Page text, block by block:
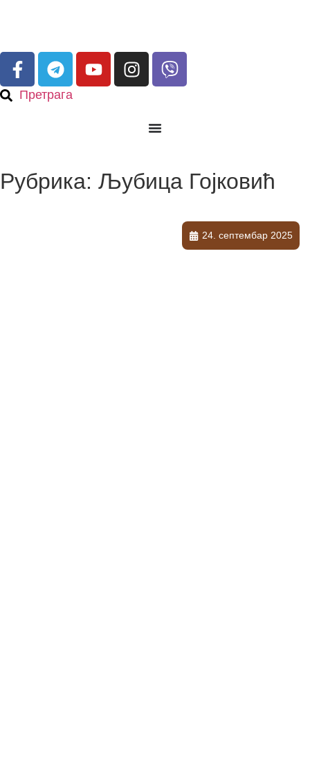
Претрага
Рубрика: Љубица Гојковић
24. септембар 2025